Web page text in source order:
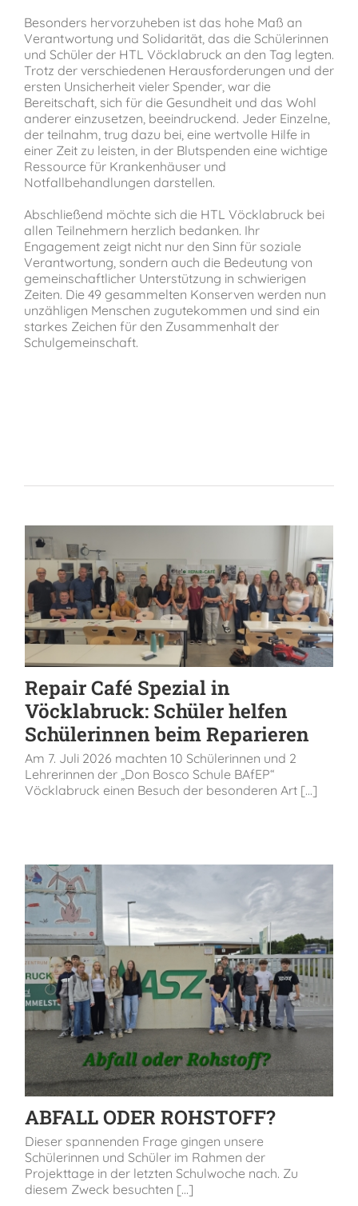
Besonders hervorzuheben ist das hohe Maß an
Verantwortung und Solidarität, das die Schülerinnen
und Schüler der HTL Vöcklabruck an den Tag legten.
Trotz der verschiedenen Herausforderungen und der
ersten Unsicherheit vieler Spender, war die
Bereitschaft, sich für die Gesundheit und das Wohl
anderer einzusetzen, beeindruckend. Jeder Einzelne,
der teilnahm, trug dazu bei, eine wertvolle Hilfe in
einer Zeit zu leisten, in der Blutspenden eine wichtige
Ressource für Krankenhäuser und
Notfallbehandlungen darstellen.
Abschließend möchte sich die HTL Vöcklabruck bei
allen Teilnehmern herzlich bedanken. Ihr
Engagement zeigt nicht nur den Sinn für soziale
Verantwortung, sondern auch die Bedeutung von
gemeinschaftlicher Unterstützung in schwierigen
Zeiten. Die 49 gesammelten Konserven werden nun
unzähligen Menschen zugutekommen und sind ein
starkes Zeichen für den Zusammenhalt der
Schulgemeinschaft.
Repair Café Spezial in
Vöcklabruck: Schüler helfen
Schülerinnen beim Reparieren
Am 7. Juli 2026 machten 10 Schülerinnen und 2
Lehrerinnen der „Don Bosco Schule BAfEP“
Vöcklabruck einen Besuch der besonderen Art [...]
ABFALL ODER ROHSTOFF?
Dieser spannenden Frage gingen unsere
Schülerinnen und Schüler im Rahmen der
Projekttage in der letzten Schulwoche nach. Zu
diesem Zweck besuchten [...]